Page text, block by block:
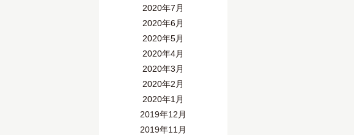
2020年7月
2020年6月
2020年5月
2020年4月
2020年3月
2020年2月
2020年1月
2019年12月
2019年11月